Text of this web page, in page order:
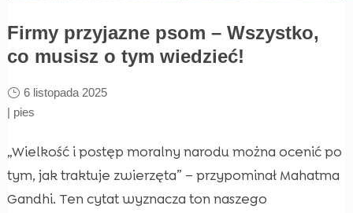
Firmy przyjazne psom – Wszystko,
co musisz o tym wiedzieć!
6 listopada 2025
| pies
„Wielkość i postęp moralny narodu można ocenić po
tym, jak traktuje zwierzęta” – przypominał Mahatma
Gandhi. Ten cytat wyznacza ton naszego